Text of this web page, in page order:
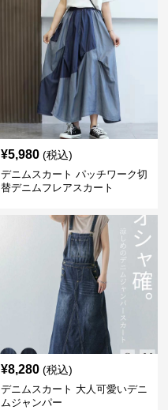
¥5,980 (税込)
デニムスカート パッチワーク切
替デニムフレアスカート
¥8,280 (税込)
デニムスカート 大人可愛いデニ
ムジャンパー